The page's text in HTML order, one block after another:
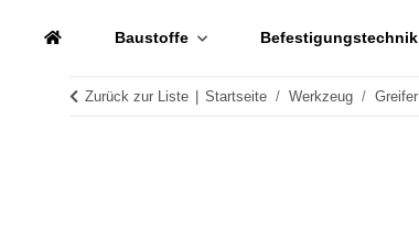
Baustoffe Befestigungstechnik
Zurück zur Liste Startseite Werkzeug Greifer